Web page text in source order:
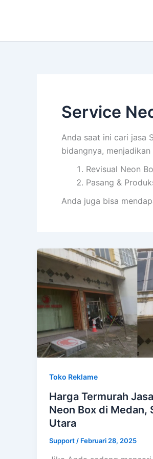
Service
Anda saat ini cari jasa
bidangnya,
Revisual Neon
Pasang &
Anda juga bisa
Toko Reklame
Harga Termurah
Neon Box di Medan,
Utara
Support / Februari 28, 2025